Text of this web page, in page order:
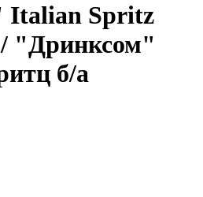
Italian Spritz
"Дринксом"
б/а